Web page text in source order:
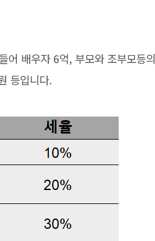
어 배우자 6억, 부모와 조부모등의
등입니다.